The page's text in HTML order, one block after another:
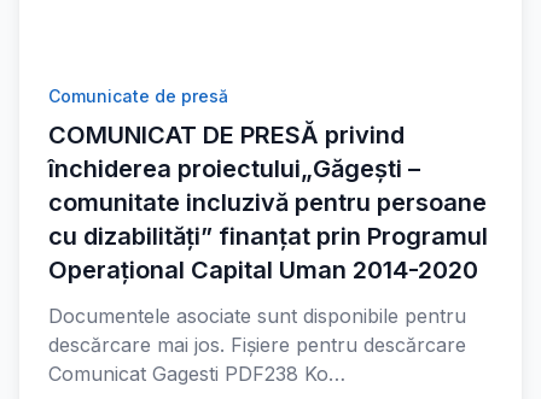
Comunicate de presă
COMUNICAT DE PRESĂ privind
închiderea proiectului„Găgești –
comunitate incluzivă pentru persoane
cu dizabilități” finanțat prin Programul
Operațional Capital Uman 2014-2020
Documentele asociate sunt disponibile pentru
descărcare mai jos. Fișiere pentru descărcare
Comunicat Gagesti PDF238 Ko…